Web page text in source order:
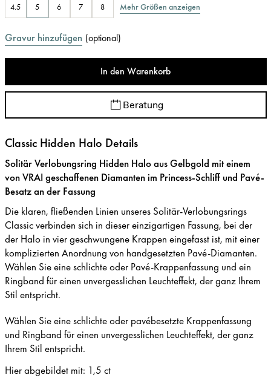
4.5 5 6 7 8 Mehr Größen anzeigen
Gravur hinzufügen (optional)
In den Warenkorb
Beratung
Classic Hidden Halo Details
Solitär Verlobungsring Hidden Halo aus Gelbgold mit einem
von VRAI geschaffenen Diamanten im Princess-Schliff und Pavé-
Besatz an der Fassung
Die klaren, fließenden Linien unseres Solitär-Verlobungsrings
Classic verbinden sich in dieser einzigartigen Fassung, bei der
der Halo in vier geschwungene Krappen eingefasst ist, mit einer
komplizierten Anordnung von handgesetzten Pavé-Diamanten.
Wählen Sie eine schlichte oder Pavé-Krappenfassung und ein
Ringband für einen unvergesslichen Leuchteffekt, der ganz Ihrem
Stil entspricht.
Wählen Sie eine schlichte oder pavébesetzte Krappenfassung
und Ringband für einen unvergesslichen Leuchteffekt, der ganz
Ihrem Stil entspricht.
Hier abgebildet mit: 1,5 ct